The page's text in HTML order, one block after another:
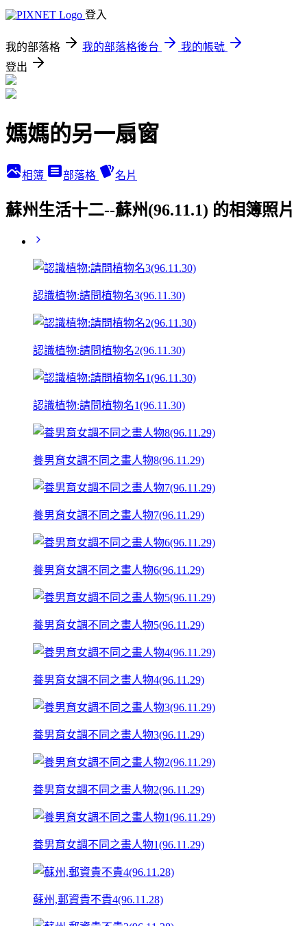
登入
我的部落格 我的部落格後台
我的帳號
登出
媽媽的另一扇窗
相簿 部落格 名片
蘇州生活十二--蘇州(96.11.1) 的相簿照片
認識植物:請問植物名3(96.11.30)
認識植物:請問植物名2(96.11.30)
認識植物:請問植物名1(96.11.30)
養男育女調不同之畫人物8(96.11.29)
養男育女調不同之畫人物7(96.11.29)
養男育女調不同之畫人物6(96.11.29)
養男育女調不同之畫人物5(96.11.29)
養男育女調不同之畫人物4(96.11.29)
養男育女調不同之畫人物3(96.11.29)
養男育女調不同之畫人物2(96.11.29)
養男育女調不同之畫人物1(96.11.29)
蘇州,郵資貴不貴4(96.11.28)